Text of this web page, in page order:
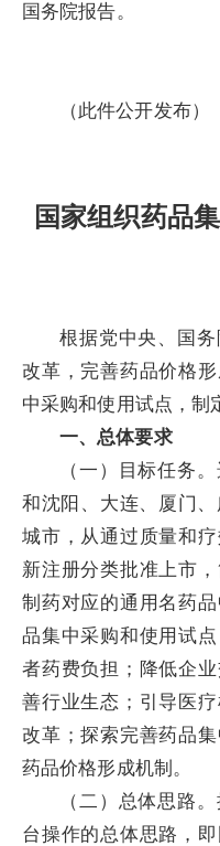
国务院报告。
（此件公开发布）
国家组织药品
根据党中央、国
改革，完善药品价格
中采购和使用试点，制
一、总体要求
（一）目标任务
和沈阳、大连、厦门
城市，从通过质量和
新注册分类批准上市
制药对应的通用名药
品集中采购和使用试
者药费负担；降低企
善行业生态；引导医
改革；探索完善药品
药品价格形成机制。
（二）总体思路
台操作的总体思路，